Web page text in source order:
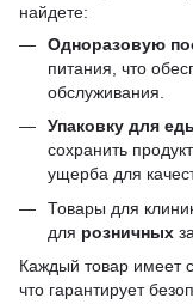
найдете:
Одноразовую
питания, что
обслуживания.
Упаковку для
сохранить
ущерба для
Товары для
для розничных
Каждый товар имеет
что гарантирует